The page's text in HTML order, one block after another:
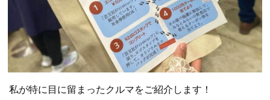
私が特に目に留まったクルマをご紹介します！